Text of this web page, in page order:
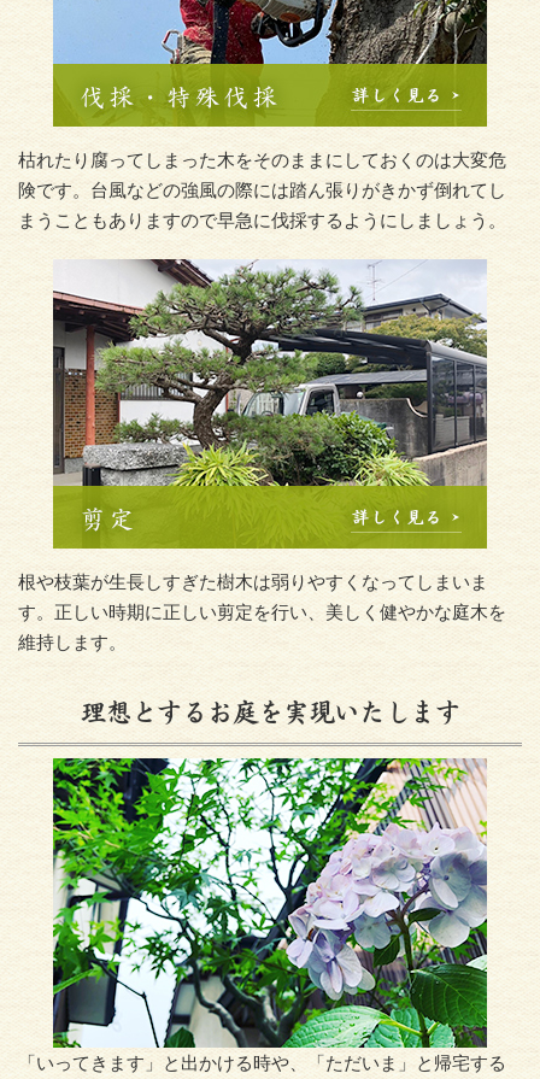
枯れたり腐ってしまった木をそのままにしておくのは大変危
険です。台風などの強風の際には踏ん張りがきかず倒れてし
まうこともありますので早急に伐採するようにしましょう。
根や枝葉が生長しすぎた樹木は弱りやすくなってしまいま
す。正しい時期に正しい剪定を行い、美しく健やかな庭木を
維持します。
理想とするお庭を実現いたします
「いってきます」と出かける時や、「ただいま」と帰宅する